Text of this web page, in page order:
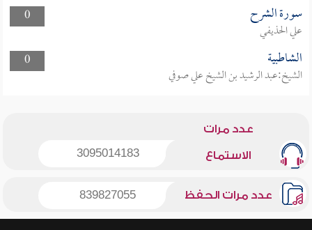
0
سورة الشرح
علي الحذيفي
0
الشاطبية
الشيخ:عبد الرشيد بن الشيخ علي صوفي
عدد مرات
الاستماع 3095014183
عدد مرات الحفظ 839827055